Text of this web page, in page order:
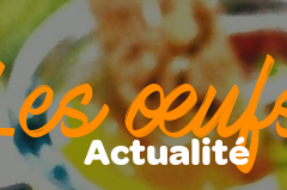
Actualité